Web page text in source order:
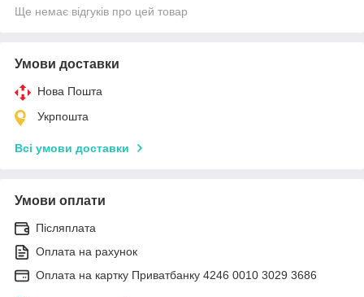
Ще немає відгуків про цей товар
Умови доставки
Нова Пошта
Укрпошта
Всі умови доставки
Умови оплати
Післяплата
Оплата на рахунок
Оплата на картку Приватбанку 4246 0010 3029 3686